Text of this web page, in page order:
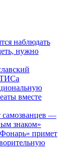
наблюдать
нужно
вместе
самозванцев —
знаком»
примет